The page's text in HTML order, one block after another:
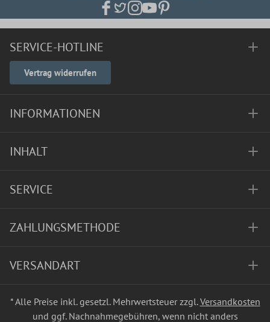
SERVICE-HOTLINE
Vertrag widerrufen
INFORMATIONEN
INHALT
SERVICE
ZAHLUNGSMETHODE
VERSANDART
* Alle Preise inkl. gesetzl. Mehrwertsteuer zzgl.Versandkosten
und ggf. Nachnahmegebühren, wenn nicht anders